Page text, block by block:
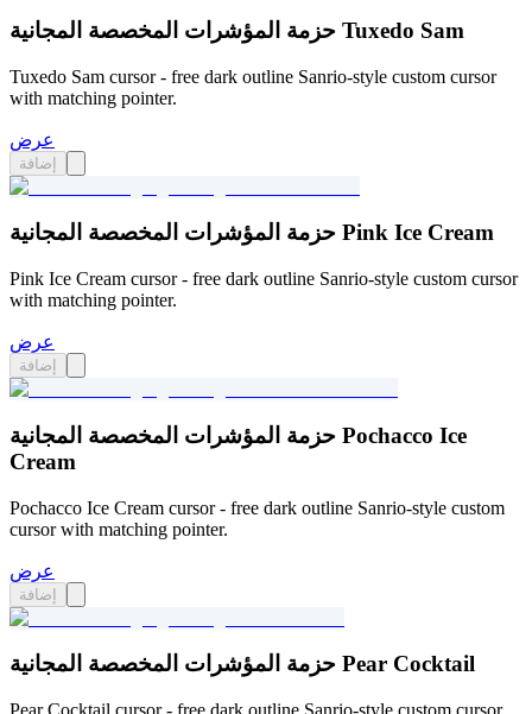
حزمة المؤشرات المخصصة المجانية Tuxedo Sam
Tuxedo Sam cursor - free dark outline Sanrio-style custom cursor
with matching pointer.
عرض
إضافة
حزمة المؤشرات المخصصة المجانية Pink Ice Cream
Pink Ice Cream cursor - free dark outline Sanrio-style custom cursor
with matching pointer.
عرض
إضافة
حزمة المؤشرات المخصصة المجانية Pochacco Ice
Cream
Pochacco Ice Cream cursor - free dark outline Sanrio-style custom
cursor with matching pointer.
عرض
إضافة
حزمة المؤشرات المخصصة المجانية Pear Cocktail
Pear Cocktail cursor - free dark outline Sanrio-style custom cursor